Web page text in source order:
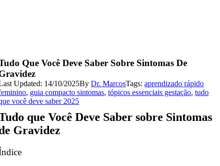
Que Você Deve Saber Sobre Sintomas De
Updated: 14/10/2025ByDr. MarcosTags:aprendizado rápido
, guia compacto sintomas,tópicos essenciais gestação,tudo
você deve saber 2025
que Você Deve Saber sobre Sintomas
Gravidez